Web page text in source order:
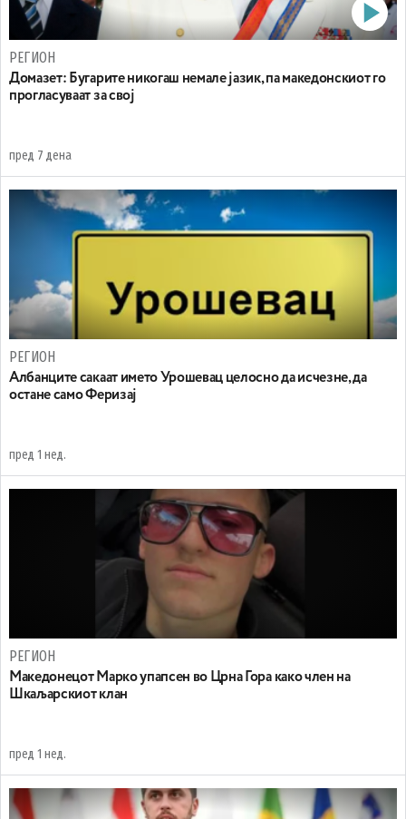
РЕГИОН
Домазет: Бугарите никогаш немале јазик, па македонскиот го
прогласуваат за свој
пред 7 дена
РЕГИОН
Aлбанците сакаат името Урошевац целосно да исчезне, да
остане само Феризај
пред 1 нед.
РЕГИОН
Maкедонецот Марко упапсен во Црна Гора како член на
Шкаљарскиот клан
пред 1 нед.